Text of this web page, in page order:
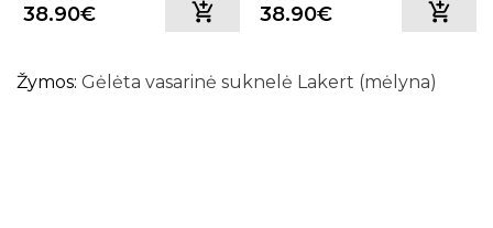
38.90€ 38.90€
Žymos: Gėlėta vasarinė suknelė Lakert (mėlyna)